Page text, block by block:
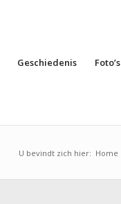
Geschiedenis Foto’s
U bevindt zich hier: Home